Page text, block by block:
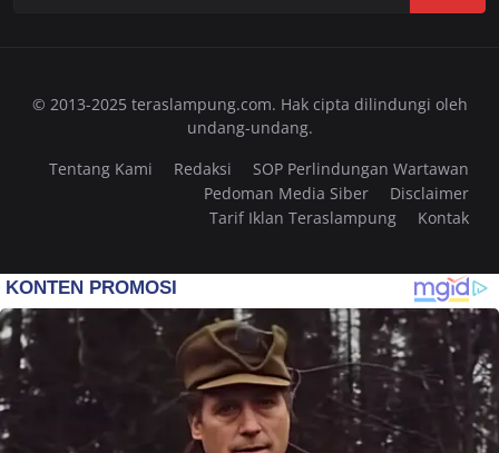
© 2013-2025 teraslampung.com. Hak cipta dilindungi oleh
undang-undang.
Tentang Kami
Redaksi
SOP Perlindungan Wartawan
Pedoman Media Siber
Disclaimer
Tarif Iklan Teraslampung
Kontak